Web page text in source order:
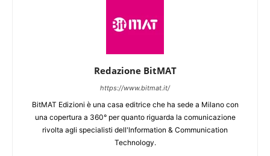
Redazione BitMAT
https://www.bitmat.it/
BitMAT Edizioni è una casa editrice che ha sede a Milano con
una copertura a 360° per quanto riguarda la comunicazione
rivolta agli specialisti dell'lnformation & Communication
Technology.